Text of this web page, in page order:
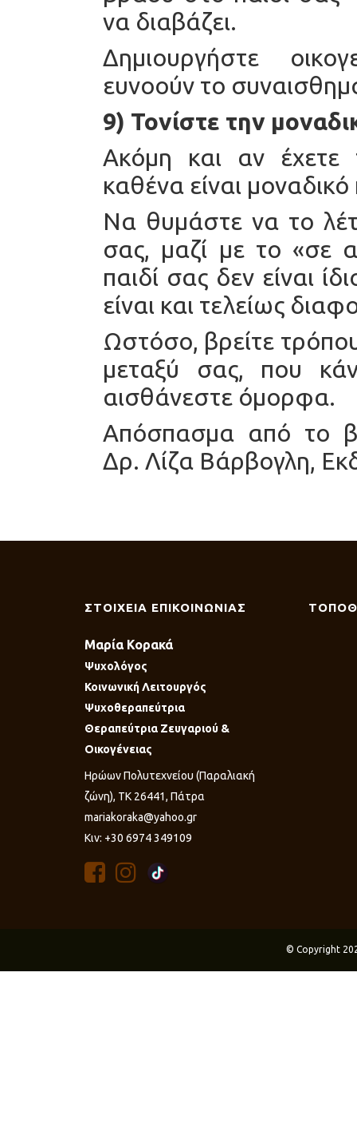
να διαβάζει.
Δημιουργήστε
ευνοούν το
9) Τονίστε την
Ακόμη και αν έχετε
καθένα είναι
Να θυμάστε να το
σας, μαζί με το «σε
παιδί σας δεν είναι
είναι και τελείως
Ωστόσο, βρείτε
μεταξύ σας, που
αισθάνεστε όμορφα.
Απόσπασμα από το
Δρ. Λίζα Βάρβογλη,
ΣΤΟΙΧΕΙΑ ΕΠΙΚΟΙΝΩΝΙΑΣ
Μαρία Κορακά
Ψυχολόγος
Κοινωνική Λειτουργός
Ψυχοθεραπεύτρια
Θεραπεύτρια Ζευγαριού &
Οικογένειας
Ηρώων Πολυτεχνείου (Παραλιακή
ζώνη), ΤΚ 26441, Πάτρα
mariakoraka@yahoo.gr
Κιν: +30 6974 349109
© Copyright